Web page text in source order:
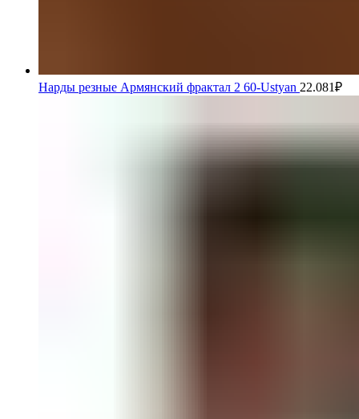
Нарды резные Армянский фрактал 2 60-Ustyan 22.081₽